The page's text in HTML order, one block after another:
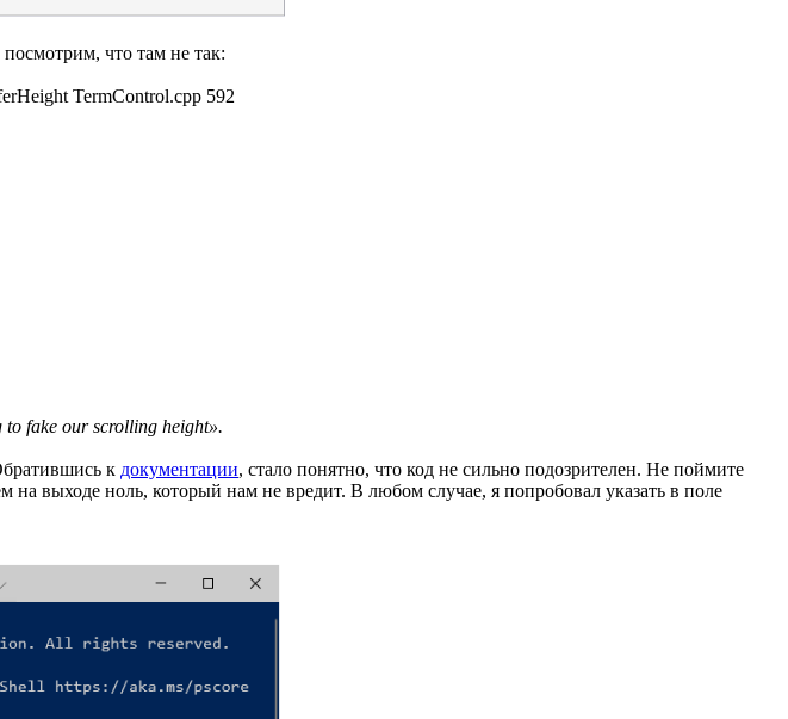
что там не так:
TermControl.cpp 592
to fake our scrolling height».
к документации, стало понятно, что код не сильно подозрителен. Не поймите
выходе ноль, который нам не вредит. В любом случае, я попробовал указать в поле